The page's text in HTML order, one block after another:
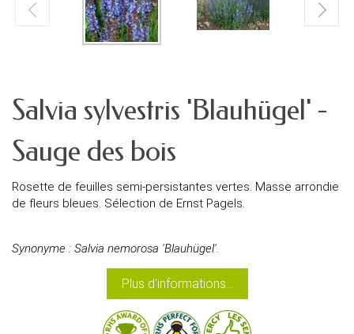
Salvia sylvestris 'Blauhügel' -
Sauge des bois
Rosette de feuilles semi-persistantes vertes. Masse arrondie
de fleurs bleues. Sélection de Ernst Pagels.
Synonyme : Salvia nemorosa 'Blauhügel'.
Plus d'informations...